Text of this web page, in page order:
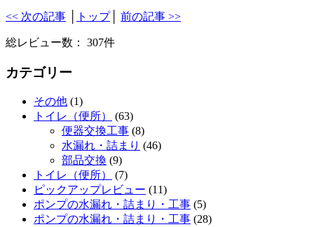
<< 次の記事 トップ│ 前の記事 >>
総レビュー数： 307件
カテゴリー
その他 (1)
トイレ（便所）
(63)
便器交換工事 (8)
水漏れ・詰まり (46)
部品交換 (9)
トイレ（便所）
(7)
ピックアップレビュー (11)
ポンプの水漏れ・詰まり・工事 (5)
ポンプの水漏れ・詰まり・工事 (28)